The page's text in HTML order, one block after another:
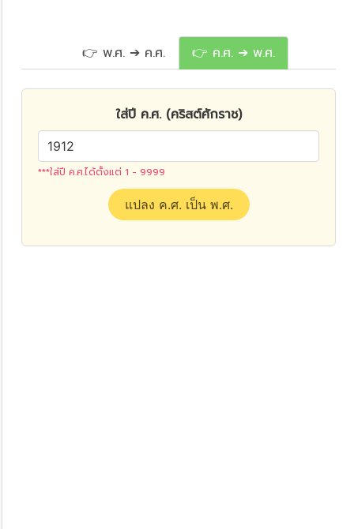
👉 พ.ศ. ➔ ค.ศ. 👉 ค.ศ. ➔ พ.ศ.
ใส่ปี ค.ศ. (คริสต์ศักราช)
***ใส่ปี ค.ศ.ได้ตั้งแต่ 1 - 9999
แปลง ค.ศ. เป็น พ.ศ.